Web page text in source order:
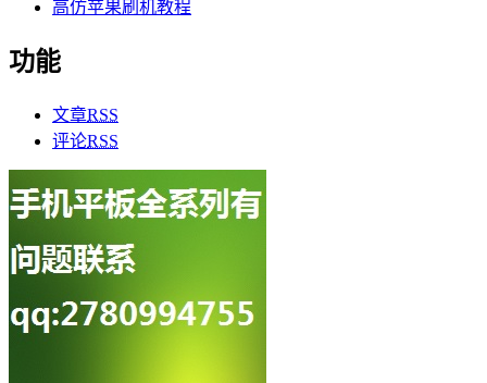
高仿苹果刷机教程
功能
文章RSS
评论RSS